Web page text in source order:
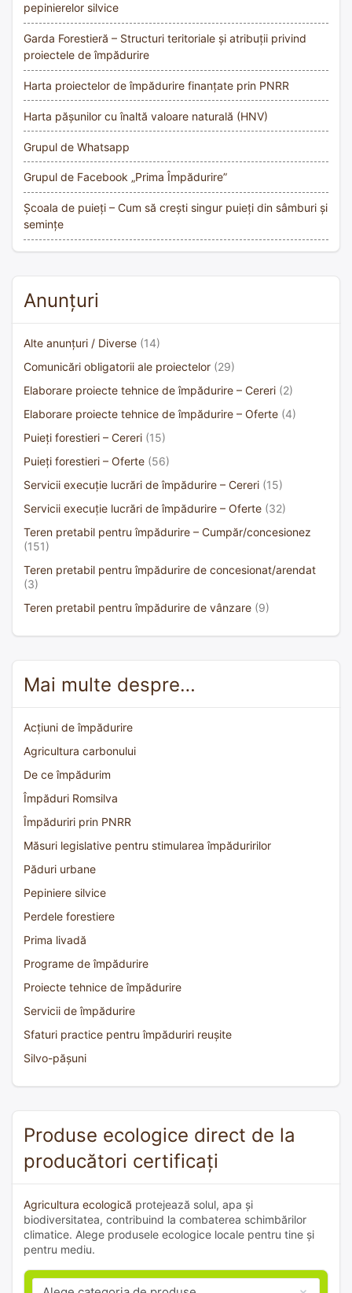
pepinierelor silvice
Garda Forestieră – Structuri teritoriale și atribuții privind
proiectele de împădurire
Harta proiectelor de împădurire finanțate prin PNRR
Harta pășunilor cu înaltă valoare naturală (HNV)
Grupul de Whatsapp
Grupul de Facebook „Prima Împădurire”
Școala de puieți – Cum să crești singur puieți din sâmburi și
semințe
Anunțuri
Alte anunțuri / Diverse (14)
Comunicări obligatorii ale proiectelor (29)
Elaborare proiecte tehnice de împădurire – Cereri (2)
Elaborare proiecte tehnice de împădurire – Oferte (4)
Puieți forestieri – Cereri (15)
Puieți forestieri – Oferte (56)
Servicii execuție lucrări de împădurire – Cereri (15)
Servicii execuție lucrări de împădurire – Oferte (32)
Teren pretabil pentru împădurire – Cumpăr/concesionez
(151)
Teren pretabil pentru împădurire de concesionat/arendat
(3)
Teren pretabil pentru împădurire de vânzare (9)
Mai multe despre…
Acțiuni de împădurire
Agricultura carbonului
De ce împădurim
Împăduri Romsilva
Împăduriri prin PNRR
Măsuri legislative pentru stimularea împăduririlor
Păduri urbane
Pepiniere silvice
Perdele forestiere
Prima livadă
Programe de împădurire
Proiecte tehnice de împădurire
Servicii de împădurire
Sfaturi practice pentru împăduriri reușite
Silvo-pășuni
Produse ecologice direct de la
producători certificați
Agricultura ecologică protejează solul, apa și
biodiversitatea, contribuind la combaterea schimbărilor
climatice. Alege produsele ecologice locale pentru tine și
pentru mediu.